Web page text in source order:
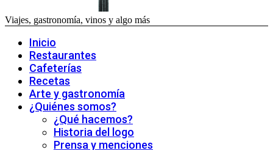
Viajes, gastronomía, vinos y algo más
Inicio
Restaurantes
Cafeterías
Recetas
Arte y gastronomía
¿Quiénes somos?
¿Qué hacemos?
Historia del logo
Prensa y menciones